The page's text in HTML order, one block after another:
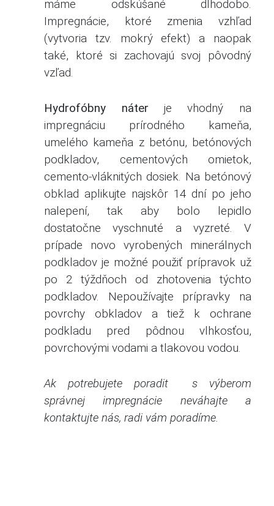
máme odskúšané dlhodobo.
Impregnácie, ktoré zmenia vzhľad
(vytvoria tzv. mokrý efekt) a naopak
také, ktoré si zachovajú svoj pôvodný
vzľad.
Hydrofóbny náter je vhodný na
impregnáciu prírodného kameňa,
umelého kameňa z betónu, betónových
podkladov, cementových omietok,
cemento-vláknitých dosiek. Na betónový
obklad aplikujte najskôr 14 dní po jeho
nalepení, tak aby bolo lepidlo
dostatočne vyschnuté a vyzreté. V
prípade novo vyrobených minerálnych
podkladov je možné použiť prípravok už
po 2 týždňoch od zhotovenia týchto
podkladov. Nepoužívajte prípravky na
povrchy obkladov a tiež k ochrane
podkladu pred pôdnou vlhkosťou,
povrchovými vodami a tlakovou vodou.
Ak potrebujete poradit s výberom
správnej impregnácie neváhajte a
kontaktujte nás, radi vám poradíme.